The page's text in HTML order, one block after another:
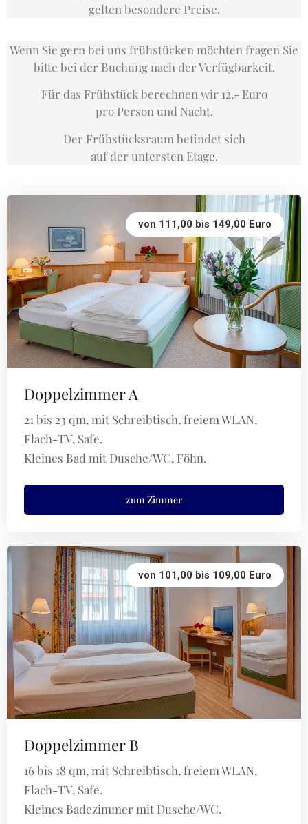
gelten besondere Preise.
Wenn Sie gern bei uns frühstücken möchten fragen Sie
bitte bei der Buchung nach der Verfügbarkeit.
Für das Frühstück berechnen wir 12,- Euro
pro Person und Nacht.
Der Frühstücksraum befindet sich
auf der untersten Etage.
von 111,00 bis 149,00 Euro
Doppelzimmer A
21 bis 23 qm, mit Schreibtisch, freiem WLAN,
Flach-TV, Safe.
Kleines Bad mit Dusche/WC, Föhn.
zum Zimmer
von 101,00 bis 109,00 Euro
Doppelzimmer B
16 bis 18 qm, mit Schreibtisch, freiem WLAN,
Flach-TV, Safe.
Kleines Badezimmer mit Dusche/WC.